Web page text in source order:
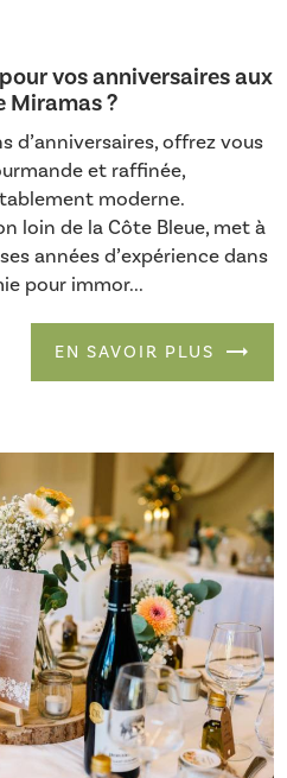
vos anniversaires aux
Miramas ?
d’anniversaires, offrez vous
et raffinée,
moderne.
loin de la Côte Bleue, met à
années d’expérience dans
pour immor...
EN SAVOIR PLUS